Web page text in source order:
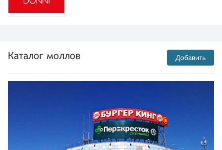
Каталог моллов Добавить